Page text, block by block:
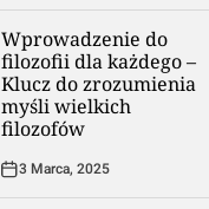
Wprowadzenie do
filozofii dla każdego –
Klucz do zrozumienia
myśli wielkich
filozofów
3 Marca, 2025